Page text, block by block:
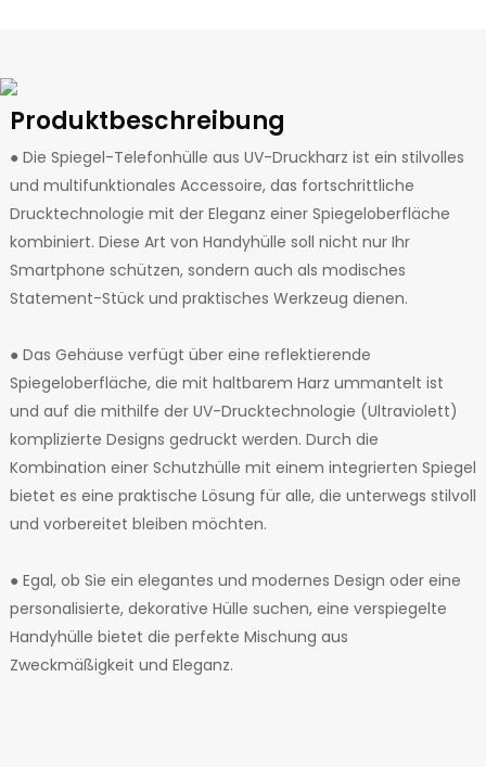
Produktbeschreibung
● Die Spiegel-Telefonhülle aus UV-Druckharz ist ein stilvolles
und multifunktionales Accessoire, das fortschrittliche
Drucktechnologie mit der Eleganz einer Spiegeloberfläche
kombiniert. Diese Art von Handyhülle soll nicht nur Ihr
Smartphone schützen, sondern auch als modisches
Statement-Stück und praktisches Werkzeug dienen.
● Das Gehäuse verfügt über eine reflektierende
Spiegeloberfläche, die mit haltbarem Harz ummantelt ist
und auf die mithilfe der UV-Drucktechnologie (Ultraviolett)
komplizierte Designs gedruckt werden. Durch die
Kombination einer Schutzhülle mit einem integrierten Spiegel
bietet es eine praktische Lösung für alle, die unterwegs stilvoll
und vorbereitet bleiben möchten.
● Egal, ob Sie ein elegantes und modernes Design oder eine
personalisierte, dekorative Hülle suchen, eine verspiegelte
Handyhülle bietet die perfekte Mischung aus
Zweckmäßigkeit und Eleganz.